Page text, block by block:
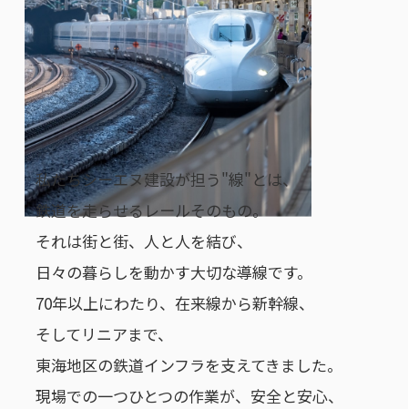
私たちシーエヌ建設が担う"線"とは、
鉄道を走らせるレールそのもの。
それは街と街、人と人を結び、
日々の暮らしを動かす大切な導線です。
70年以上にわたり、在来線から新幹線、
そしてリニアまで、
東海地区の鉄道インフラを支えてきました。
現場での一つひとつの作業が、安全と安心、